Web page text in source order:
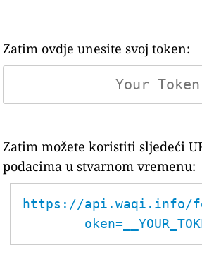
Zatim ovdje unesite svoj token:
Zatim možete koristiti sljedeći
podacima u stvarnom vremenu:
https://api.waqi.info/